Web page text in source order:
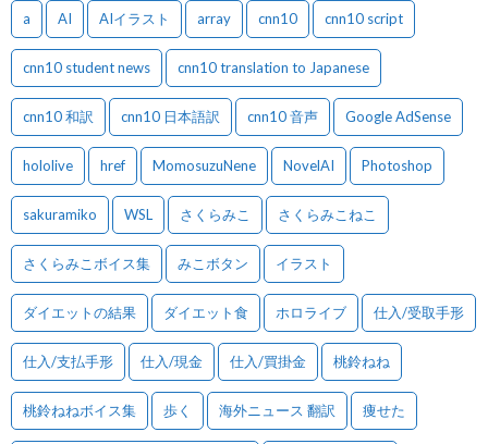
a AI AIイラスト array cnn10 cnn10 script
cnn10 student news cnn10 translation to Japanese
cnn10 和訳 cnn10 日本語訳 cnn10 音声 Google AdSense
hololive href MomosuzuNene NovelAI Photoshop
sakuramiko WSL さくらみこ さくらみこねこ
さくらみこボイス集 みこボタン イラスト
ダイエットの結果 ダイエット食 ホロライブ 仕入/受取手形
仕入/支払手形 仕入/現金 仕入/買掛金 桃鈴ねね
桃鈴ねねボイス集 歩く 海外ニュース 翻訳 痩せた